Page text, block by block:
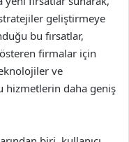
geliştirmeye
bu fırsatlar,
firmalar için
ve
hizmetlerin daha geniş